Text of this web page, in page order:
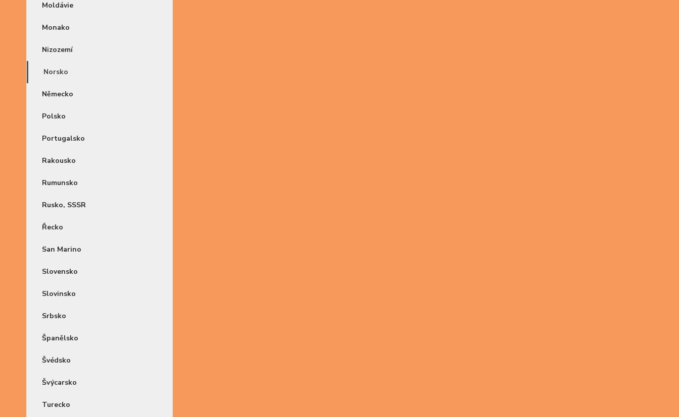
Moldávie
Monako
Nizozemí
Norsko
Německo
Polsko
Portugalsko
Rakousko
Rumunsko
Rusko, SSSR
Řecko
San Marino
Slovensko
Slovinsko
Srbsko
Španělsko
Švédsko
Švýcarsko
Turecko